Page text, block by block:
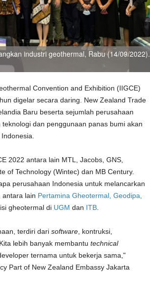
industri geothermal, Rabu (14/09/2022).
Convention and Exhibition (IIGCE)
digelar secara daring. New Zealand Trade
Baru beserta sejumlah perusahaan
dan penggunaan panas bumi akan
2022 antara lain MTL, Jacobs, GNS,
of Technology (Wintec) dan MB Century.
perusahaan Indonesia untuk melancarkan
antara lain Pertamina Gheotermal, Geodipa
gheotermal di UGM dan ITB.
terdiri darisoftware, kontruksi,
lebih banyak membantu technical
ternama untuk bekerja sama,"
Part of New Zealand Embassy Jakarta